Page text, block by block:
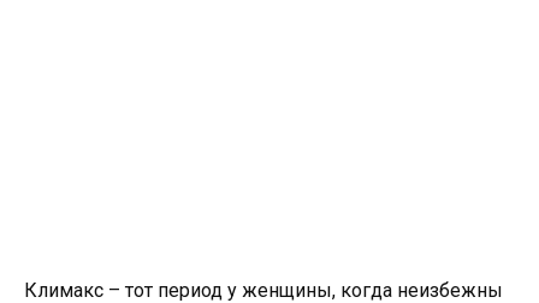
Климакс – тот период у женщины, когда неизбежны